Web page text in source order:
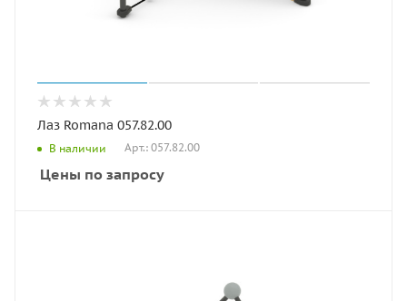
Лаз Romana 057.82.00
В наличии Арт.: 057.82.00
Цены по запросу